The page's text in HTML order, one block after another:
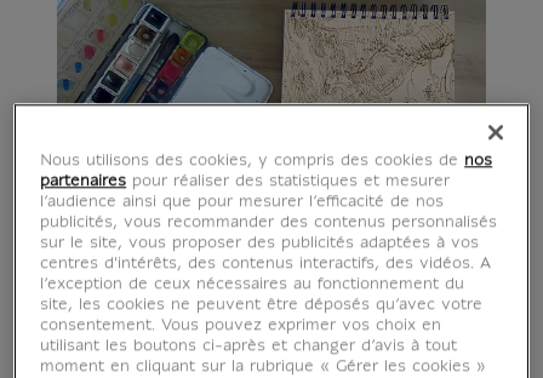
Nous utilisons des cookies, y compris des cookies de nos
partenaires pour réaliser des statistiques et mesurer
l’audience ainsi que pour mesurer l’efficacité de nos
publicités, vous recommander des contenus personnalisés
sur le site, vous proposer des publicités adaptées à vos
centres d'intérêts, des contenus interactifs, des vidéos. A
l’exception de ceux nécessaires au fonctionnement du
site, les cookies ne peuvent être déposés qu’avec votre
consentement. Vous pouvez exprimer vos choix en
utilisant les boutons ci-après et changer d’avis à tout
moment en cliquant sur la rubrique « Gérer les cookies »